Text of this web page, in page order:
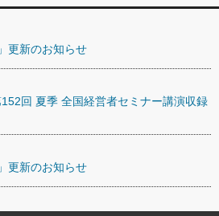
更新のお知らせ
152回 夏季 全国経営者セミナー講演収録
更新のお知らせ